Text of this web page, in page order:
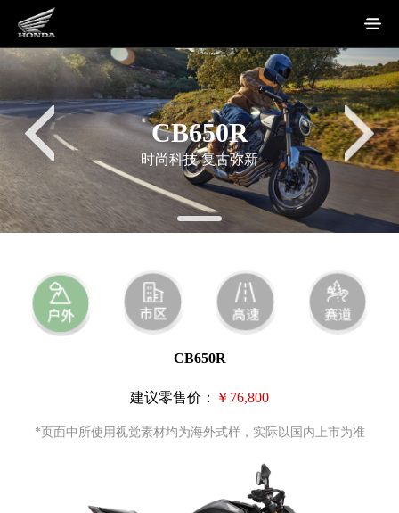
CB650R
时尚科技 复古弥新
CB650R
建议零售价： ￥76,800
*页面中所使用视觉素材均为海外式样，实际以国内上市为准